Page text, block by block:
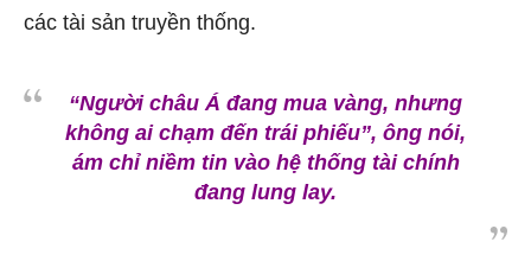
các tài sản truyền thống.
“Người châu Á đang mua vàng, nhưng
không ai chạm đến trái phiếu”, ông nói,
ám chỉ niềm tin vào hệ thống tài chính
đang lung lay.